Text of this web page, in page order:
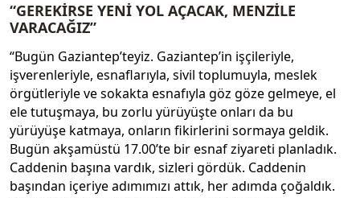
“GEREKİRSE YENİ YOL AÇACAK, MENZİLE
VARACAĞIZ”
“Bugün Gaziantep’teyiz. Gaziantep’in işçileriyle,
işverenleriyle, esnaflarıyla, sivil toplumuyla, meslek
örgütleriyle ve sokakta esnafıyla göz göze gelmeye, el
ele tutuşmaya, bu zorlu yürüyüşte onları da bu
yürüyüşe katmaya, onların fikirlerini sormaya geldik.
Bugün akşamüstü 17.00’te bir esnaf ziyareti planladık.
Caddenin başına vardık, sizleri gördük. Caddenin
başından içeriye adımımızı attık, her adımda çoğaldık.